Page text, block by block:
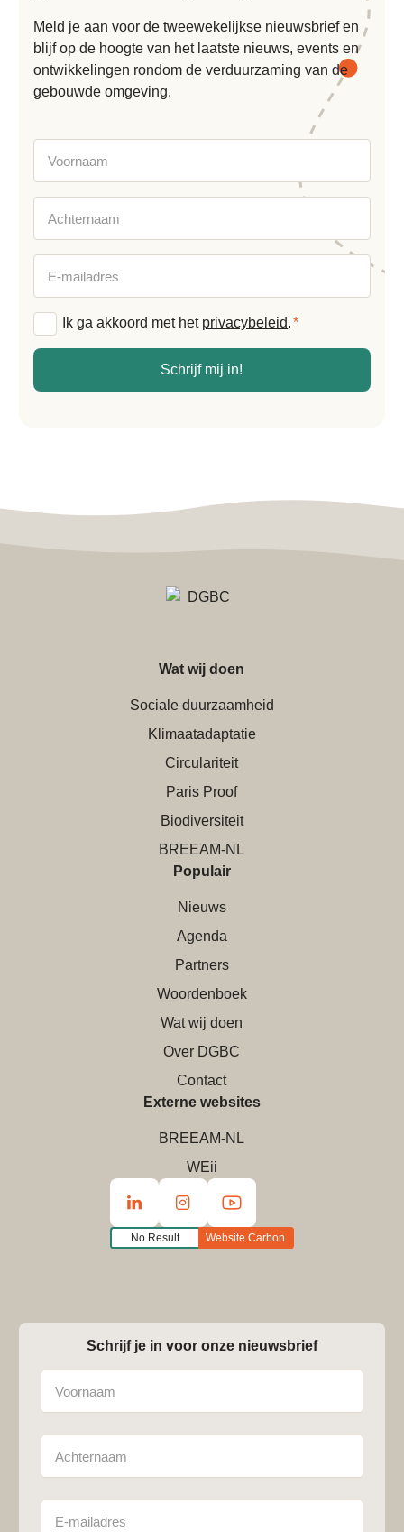
Meld je aan voor de tweewekelijkse nieuwsbrief en
blijf op de hoogte van het laatste nieuws, events en
ontwikkelingen rondom de verduurzaming van de
gebouwde omgeving.
mailadres
Algemene
Ik ga akkoord met het privacybeleid.*
Schrijf mij in!
Wat wij doen
Sociale duurzaamheid
Klimaatadaptatie
Circulariteit
Paris Proof
Biodiversiteit
BREEAM-NL
Populair
Nieuws
Agenda
Partners
Woordenboek
Wat wij doen
Over DGBC
Contact
Externe websites
BREEAM-NL
WEii
No Result Website Carbon
Schrijf je in voor onze nieuwsbrief